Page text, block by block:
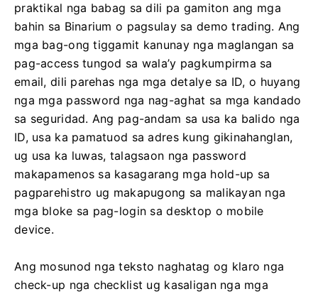
praktikal nga babag sa dili pa gamiton ang mga
bahin sa Binarium o pagsulay sa demo trading. Ang
mga bag-ong tiggamit kanunay nga maglangan sa
pag-access tungod sa wala’y pagkumpirma sa
email, dili parehas nga mga detalye sa ID, o huyang
nga mga password nga nag-aghat sa mga kandado
sa seguridad. Ang pag-andam sa usa ka balido nga
ID, usa ka pamatuod sa adres kung gikinahanglan,
ug usa ka luwas, talagsaon nga password
makapamenos sa kasagarang mga hold-up sa
pagparehistro ug makapugong sa malikayan nga
mga bloke sa pag-login sa desktop o mobile
device.
Ang mosunod nga teksto naghatag og klaro nga
check-up nga checklist ug kasaligan nga mga